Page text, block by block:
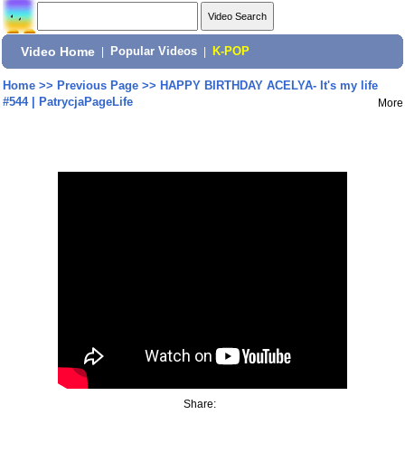
Video Home Popular Videos K-POP
Home>> Previous Page>> HAPPY BIRTHDAY ACELYA- It's my life
#544 | PatrycjaPageLife
More
Share: